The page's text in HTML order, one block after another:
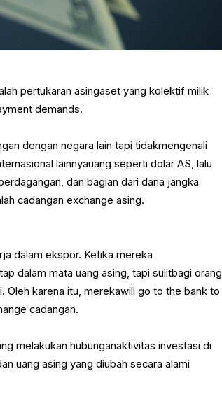
pertukaran asingaset yang kolektif milik
demands.
dengan negara lain tapi tidakmengenali
lainnyauang seperti dolar AS, lalu
dan bagian dari dana jangka
cadangan exchange asing.
dalam ekspor. Ketika mereka
dalam mata uang asing, tapi sulitbagi orang
Oleh karena itu, merekawill go to the bank to
cadangan.
melakukan hubunganaktivitas investasi di
uang asing yang diubah secara alami